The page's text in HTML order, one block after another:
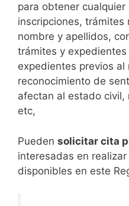
para obtener
inscripciones, trámites
nombre y apellidos,
trámites y
expedientes previos al
reconocimiento de
afectan al estado civil,
etc,
​Pueden solicitar cita
interesadas en
disponibles en este